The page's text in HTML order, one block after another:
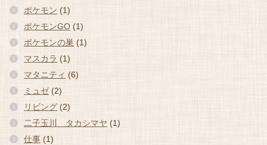
ポケモン (1)
ポケモンGO (1)
ポケモンの巣 (1)
マスカラ (1)
マタニティ (6)
ミュゼ (2)
リビング (2)
二子玉川 タカシマヤ (1)
仕事 (1)